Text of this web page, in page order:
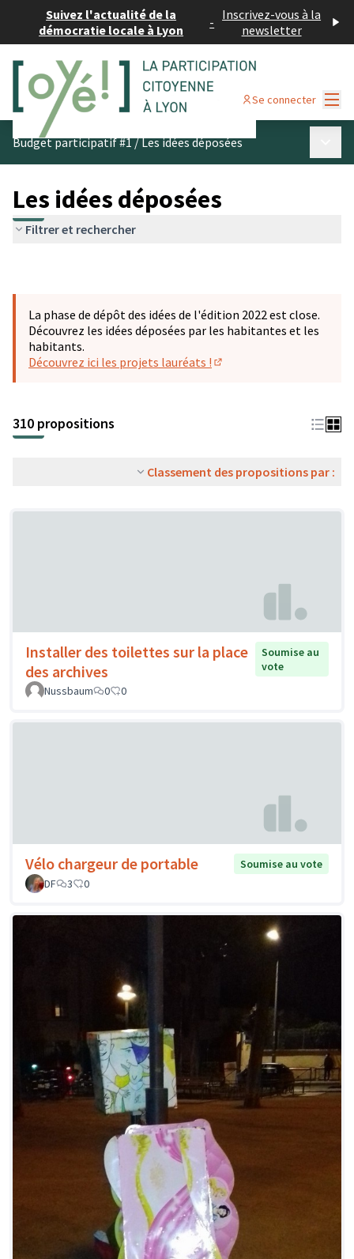
Suivez l'actualité de la
démocratie locale à Lyon
- Inscrivez-vous à la
newsletter
Se connecter
Budget participatif #1/Les idées déposées
Les idées déposées
Filtrer et rechercher
La phase de dépôt des idées de l'édition 2022 est close.
Découvrez les idées déposées par les habitantes et les
habitants.
Découvrez ici les projets lauréats !
310 propositions
Classement des propositions par :
Installer des toilettes sur la place
des archives
Soumise au
vote
Nussbaum
0 0
Vélo chargeur de portable
Soumise au vote
DF
3 0